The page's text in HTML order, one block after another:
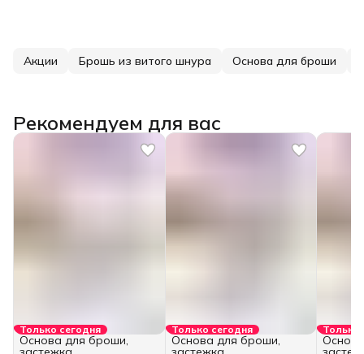
Акции Брошь из витого шнура Основа для броши
Рекомендуем для вас
Только сегодня
Основа для броши,
Только сегодня
Основа для броши,
Только